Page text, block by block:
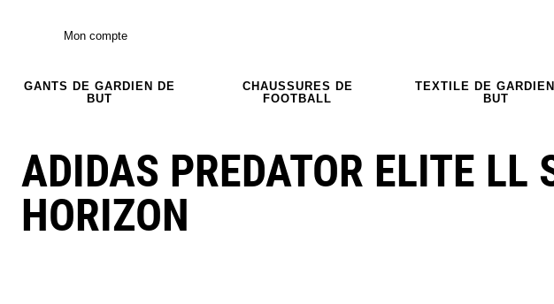
Mon compte
GANTS DE GARDIEN DE
BUT
CHAUSSURES DE
FOOTBALL
TEXTILE DE
BUT
ADIDAS PREDATOR ELITE LL
HORIZON